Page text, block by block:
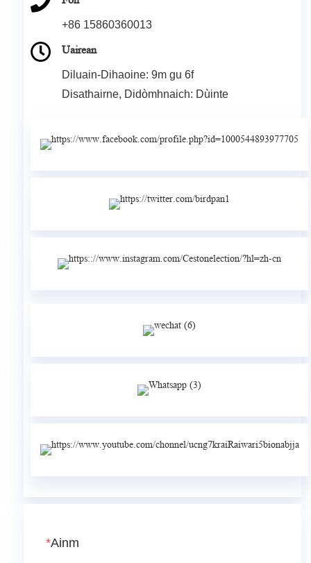
+86 15860360013
Uairean
Diluain-Dihaoine: 9m gu 6f
Disathairne, Didòmhnaich: Dùinte
*Ainm